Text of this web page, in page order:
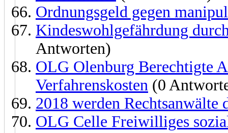
Ordnungsgeld gegen
Kindeswohlgefährdung
Antworten)
OLG Olenburg Berechtigte
Verfahrenskosten (0
2018 werden Rechtsanwälte
OLG Celle Freiwilliges